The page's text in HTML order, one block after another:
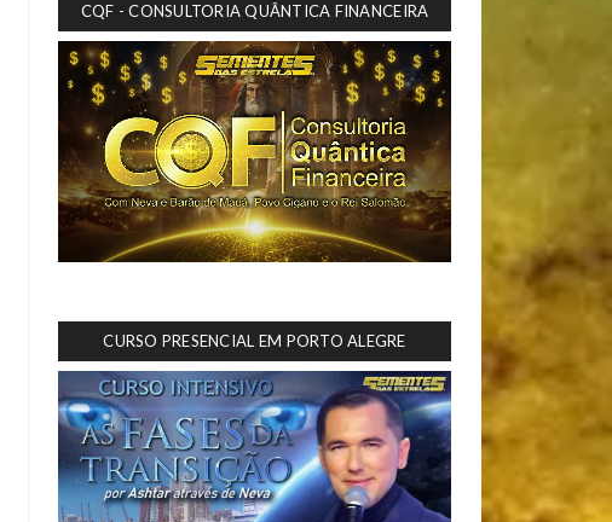
CQF - CONSULTORIA QUÂNTICA FINANCEIRA
CURSO PRESENCIAL EM PORTO ALEGRE